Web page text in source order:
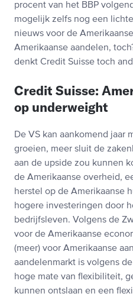
procent van het BBP
mogelijk zelfs nog een
nieuws voor de
Amerikaanse aandelen,
denkt Credit Suisse toch
Credit Suisse:
op underweight
De VS kan aankomend jaar
groeien, meer sluit de
aan de upside zou kunnen
de Amerikaanse overheid,
herstel op de Amerikaanse
hogere investeringen door
bedrijfsleven. Volgens de
voor de Amerikaanse
(meer) voor Amerikaanse
aandelenmarkt is volgens de
hoge mate van flexibiliteit,
kunnen ontslaan en een